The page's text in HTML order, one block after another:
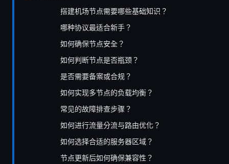
搭建机场节点需要哪些基础知识？
哪种协议最适合新手？
如何确保节点安全？
如何判断节点是否瓶颈？
是否需要备案或合规？
如何实现多节点的负载均衡？
常见的故障排查步骤？
如何进行流量分流与路由优化？
如何选择合适的服务器区域？
节点更新后如何确保兼容性？